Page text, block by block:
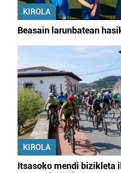
KIROLA
Beasain larunbatean
KIROLA
Itsasoko mendi bizikleta